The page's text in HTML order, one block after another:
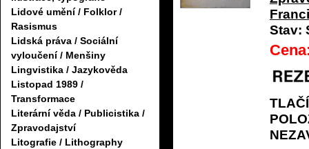
Lidové umění / Folklor /
Rasismus
Lidská práva / Sociální
vyloučení / Menšiny
Lingvistika / Jazykověda
Listopad 1989 /
Transformace
Literární věda / Publicistika /
Zpravodajství
Litografie / Lithography
Stav: